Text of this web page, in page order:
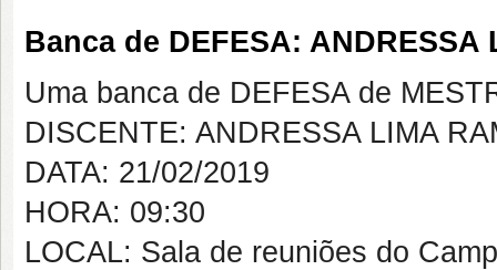
Banca de DEFESA: ANDRESSA
Uma banca de DEFESA de
DISCENTE: ANDRESSA LIMA
DATA: 21/02/2019
HORA: 09:30
LOCAL: Sala de reuniões do